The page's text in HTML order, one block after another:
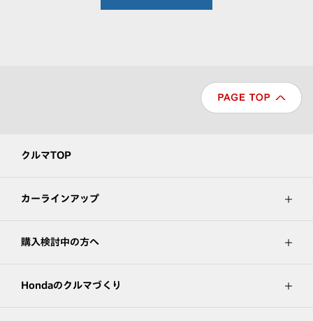
クルマTOP
カーラインアップ
購入検討中の方へ
Hondaのクルマづくり